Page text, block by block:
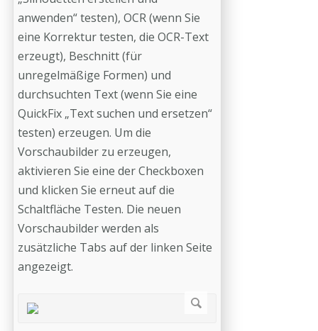
anwenden“ testen), OCR (wenn Sie
eine Korrektur testen, die OCR-Text
erzeugt), Beschnitt (für
unregelmäßige Formen) und
durchsuchten Text (wenn Sie eine
QuickFix „Text suchen und ersetzen“
testen) erzeugen. Um die
Vorschaubilder zu erzeugen,
aktivieren Sie eine der Checkboxen
und klicken Sie erneut auf die
Schaltfläche Testen. Die neuen
Vorschaubilder werden als
zusätzliche Tabs auf der linken Seite
angezeigt.